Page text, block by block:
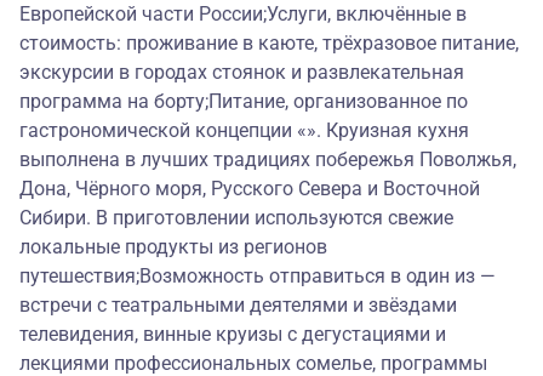
Европейской части России;Услуги, включённые в
стоимость: проживание в каюте, трёхразовое питание,
экскурсии в городах стоянок и развлекательная
программа на борту;Питание, организованное по
гастрономической концепции «». Круизная кухня
выполнена в лучших традициях побережья Поволжья,
Дона, Чёрного моря, Русского Севера и Восточной
Сибири. В приготовлении используются свежие
локальные продукты из регионов
путешествия;Возможность отправиться в один из —
встречи с театральными деятелями и звёздами
телевидения, винные круизы с дегустациями и
лекциями профессиональных сомелье, программы